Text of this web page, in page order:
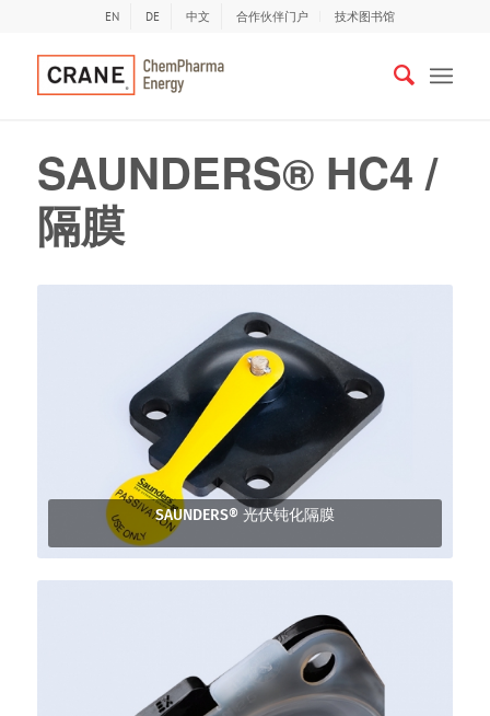
EN DE 中文 合作伙伴门户 技术图书馆
SAUNDERS® HC4 /
隔膜
SAUNDERS® 光伏钝化隔膜